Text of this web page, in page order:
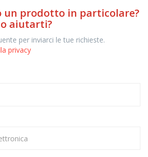
un prodotto in particolare?
aiutarti?
per inviarci le tue richieste.
privacy